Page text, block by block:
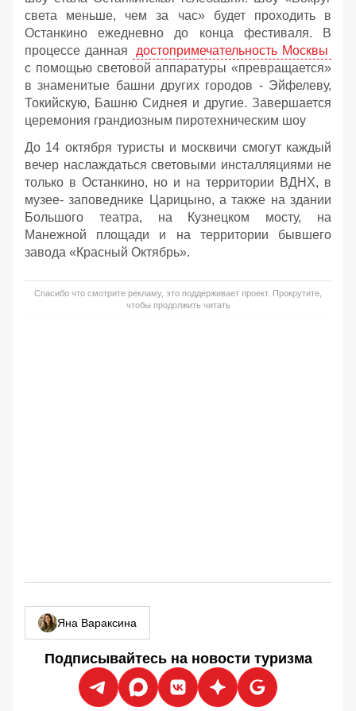
света меньше, чем за час» будет проходить в
Останкино ежедневно до конца фестиваля. В
процессе данная
достопримечательность Москвы
с помощью световой аппаратуры «превращается»
в знаменитые башни других городов - Эйфелеву,
Токийскую, Башню Сиднея и другие. Завершается
церемония грандиозным пиротехническим шоу
До 14 октября туристы и москвичи смогут каждый
вечер наслаждаться световыми инсталляциями не
только в Останкино, но и на территории ВДНХ, в
музее- заповеднике Царицыно, а также на здании
Большого театра, на Кузнецком мосту, на
Манежной площади и на территории бывшего
завода «Красный Октябрь».
Спасибо что смотрите рекламу, это поддерживает проект. Прокрутите,
чтобы продолжить читать
Яна Вараксина
Подписывайтесь на новости туризма